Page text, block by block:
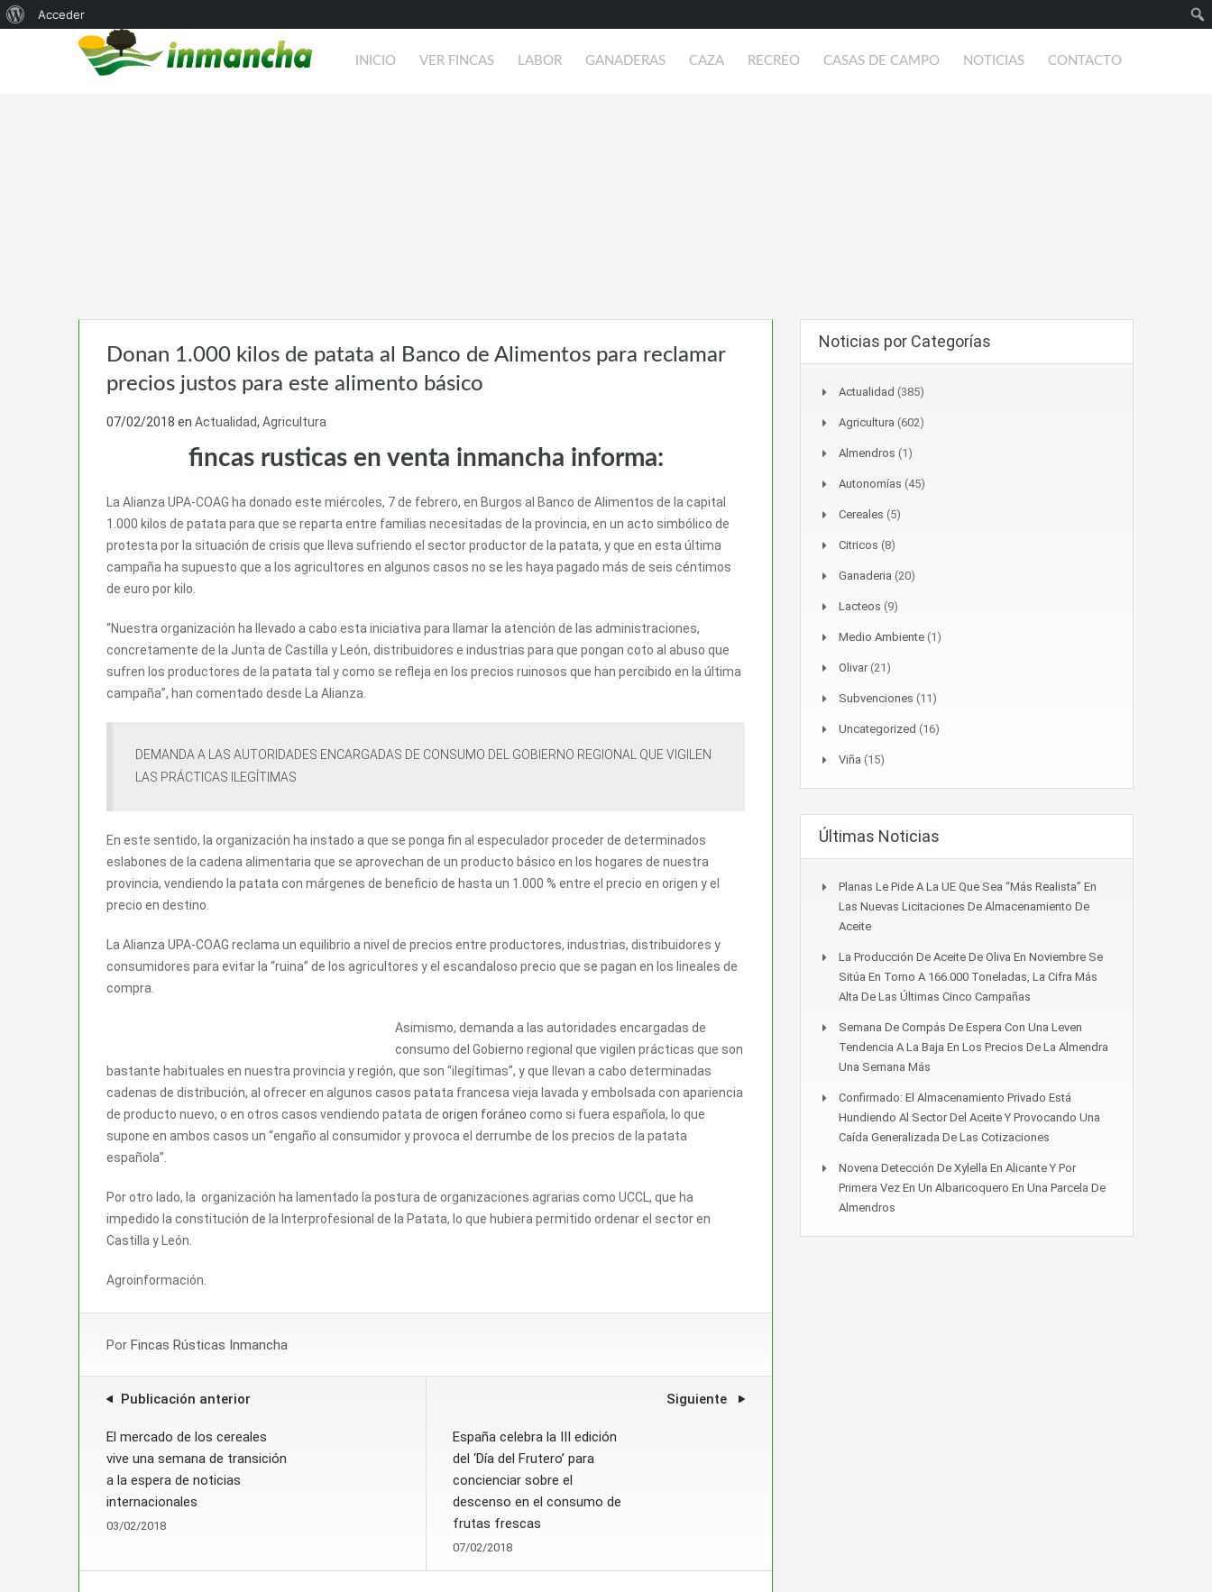
Acerca
Acceder
INICIO VER FINCAS LABOR GANADERAS CAZA RECREO CASAS DE CAMPO NOTICIAS CONTACTO
Donan 1.000 kilos de patata al Banco de Alimentos para reclamar
precios justos para este alimento básico
07/02/2018 en Actualidad, Agricultura
fincas rusticas en venta inmancha informa:
La Alianza UPA-COAG ha donado este miércoles, 7 de febrero, en Burgos al Banco de Alimentos de la capital
1.000 kilos de patata para que se reparta entre familias necesitadas de la provincia, en un acto simbólico de
protesta por la situación de crisis que lleva sufriendo el sector productor de la patata, y que en esta última
campaña ha supuesto que a los agricultores en algunos casos no se les haya pagado más de seis céntimos
de euro por kilo.
“Nuestra organización ha llevado a cabo esta iniciativa para llamar la atención de las administraciones,
concretamente de la Junta de Castilla y León, distribuidores e industrias para que pongan coto al abuso que
sufren los productores de la patata tal y como se refleja en los precios ruinosos que han percibido en la última
campaña”, han comentado desde La Alianza.
DEMANDA A LAS AUTORIDADES ENCARGADAS DE CONSUMO DEL GOBIERNO REGIONAL QUE VIGILEN
LAS PRÁCTICAS ILEGÍTIMAS
En este sentido, la organización ha instado a que se ponga fin al especulador proceder de determinados
eslabones de la cadena alimentaria que se aprovechan de un producto básico en los hogares de nuestra
provincia, vendiendo la patata con márgenes de beneficio de hasta un 1.000 % entre el precio en origen y el
precio en destino.
La Alianza UPA-COAG reclama un equilibrio a nivel de precios entre productores, industrias, distribuidores y
consumidores para evitar la “ruina” de los agricultores y el escandaloso precio que se pagan en los lineales de
compra.
Asimismo, demanda a las autoridades encargadas de
consumo del Gobierno regional que vigilen prácticas que son
bastante habituales en nuestra provincia y región, que son “ilegítimas”, y que llevan a cabo determinadas
cadenas de distribución, al ofrecer en algunos casos patata francesa vieja lavada y embolsada con apariencia
de producto nuevo, o en otros casos vendiendo patata de origen foráneo como si fuera española, lo que
supone en ambos casos un “engaño al consumidor y provoca el derrumbe de los precios de la patata
española”.
Por otro lado, la organización ha lamentado la postura de organizaciones agrarias como UCCL, que ha
impedido la constitución de la Interprofesional de la Patata, lo que hubiera permitido ordenar el sector en
Castilla y León.
Agroinformación.
Por Fincas Rústicas Inmancha
Publicación anterior
El mercado de los cereales
vive una semana de transición
a la espera de noticias
internacionales
03/02/2018
Siguiente
España celebra la III edición
del ‘Día del Frutero’ para
concienciar sobre el
descenso en el consumo de
frutas frescas
07/02/2018
Noticias por Categorías
Actualidad (385)
Agricultura (602)
Almendros (1)
Autonomías (45)
Cereales (5)
Citricos (8)
Ganaderia (20)
Lacteos (9)
Medio Ambiente (1)
Olivar(21)
Subvenciones (11)
Uncategorized (16)
Viña (15)
Últimas Noticias
Planas Le Pide A La UE Que Sea “más Realista” En
Las Nuevas Licitaciones De Almacenamiento De
Aceite
La Producción De Aceite De Oliva En Noviembre Se
Sitúa En Torno A 166.000 Toneladas, La Cifra Más
Alta De Las Últimas Cinco Campañas
Semana De Compás De Espera Con Una Leven
Tendencia A La Baja En Los Precios De La Almendra
Una Semana Más
Confirmado: El Almacenamiento Privado Está
Hundiendo Al Sector Del Aceite Y Provocando Una
Caída Generalizada De Las Cotizaciones
Novena Detección De Xylella En Alicante Y Por
Primera Vez En Un Albaricoquero En Una Parcela De
Almendros